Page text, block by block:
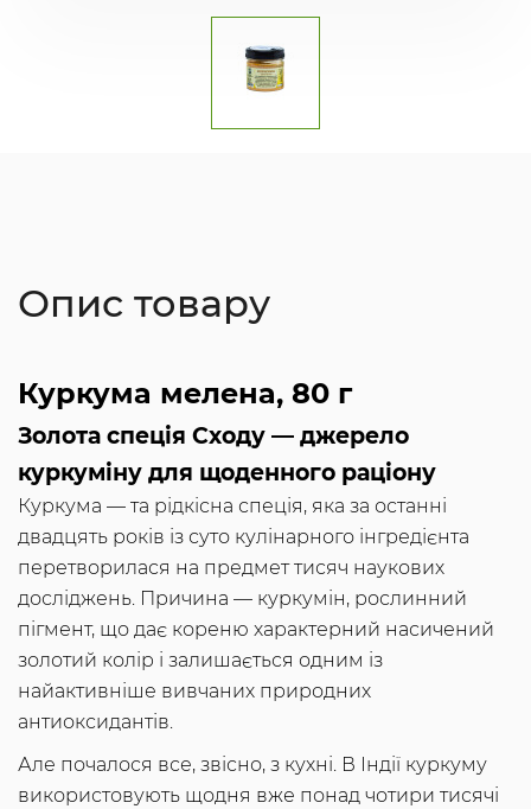
Опис товару
Куркума мелена, 80 г
Золота спеція Сходу — джерело
куркуміну для щоденного раціону
Куркума — та рідкісна спеція, яка за останні
двадцять років із суто кулінарного інгредієнта
перетворилася на предмет тисяч наукових
досліджень. Причина — куркумін, рослинний
пігмент, що дає кореню характерний насичений
золотий колір і залишається одним із
найактивніше вивчаних природних
антиоксидантів.
Але почалося все, звісно, з кухні. В Індії куркуму
використовують щодня вже понад чотири тисячі